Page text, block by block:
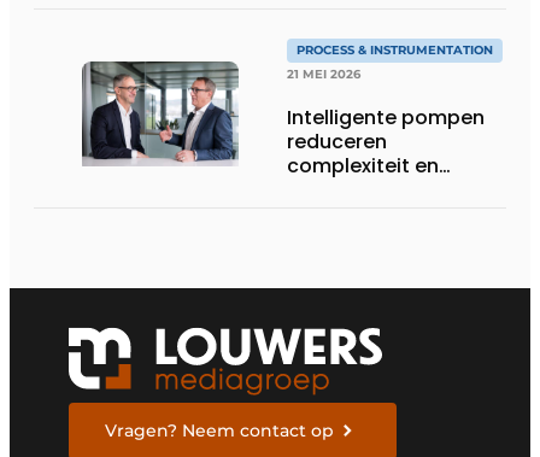
PROCESS & INSTRUMENTATION
21 MEI 2026
Intelligente pompen
reduceren
complexiteit en
Vragen? Neem contact op